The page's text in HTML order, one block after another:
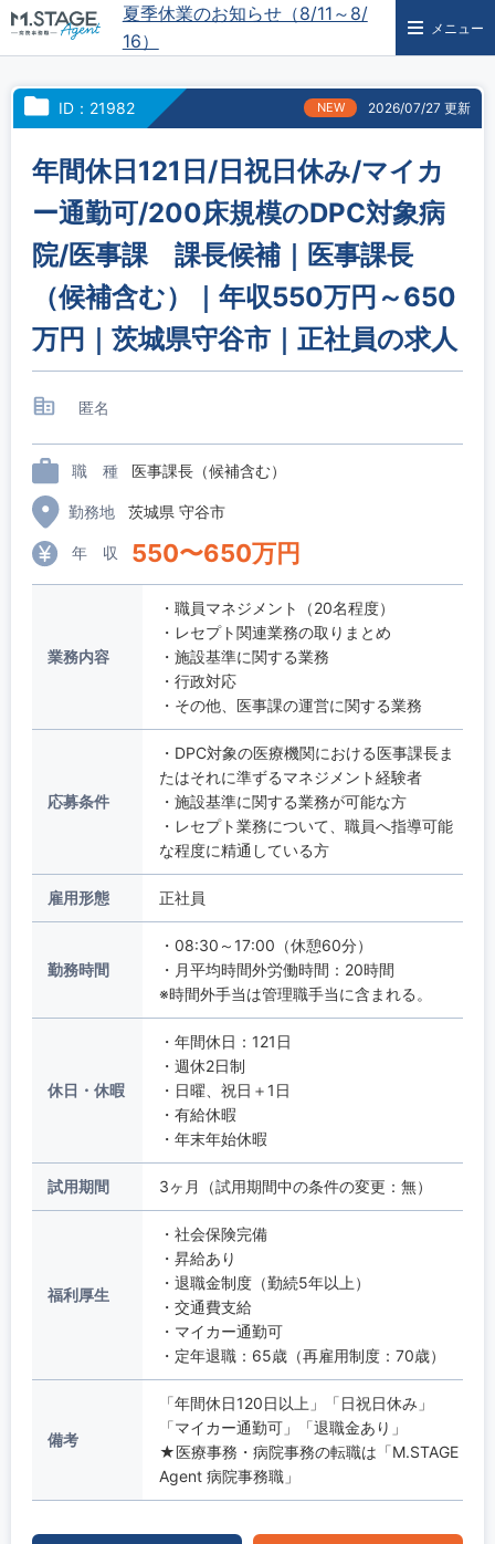
夏季休業のお知らせ（8/11～8/
16）
メニュー
ID：21982 NEW 2026/07/27 更新
年間休日121日/日祝日休み/マイカ
ー通勤可/200床規模のDPC対象病
院/医事課 課長候補｜医事課長
（候補含む）｜年収550万円～650
万円｜茨城県守谷市｜正社員の求人
匿名
職 種 医事課長（候補含む）
勤務地 茨城県 守谷市
年 収 550〜650万円
業務内容
・職員マネジメント（20名程度）
・レセプト関連業務の取りまとめ
・施設基準に関する業務
・行政対応
・その他、医事課の運営に関する業務
応募条件
・DPC対象の医療機関における医事課長ま
たはそれに準ずるマネジメント経験者
・施設基準に関する業務が可能な方
・レセプト業務について、職員へ指導可能
な程度に精通している方
雇用形態 正社員
勤務時間
・08:30～17:00（休憩60分）
・月平均時間外労働時間：20時間
※時間外手当は管理職手当に含まれる。
休日・休暇
・年間休日：121日
・週休2日制
・日曜、祝日＋1日
・有給休暇
・年末年始休暇
試用期間 3ヶ月（試用期間中の条件の変更：無）
福利厚生
・社会保険完備
・昇給あり
・退職金制度（勤続5年以上）
・交通費支給
・マイカー通勤可
・定年退職：65歳（再雇用制度：70歳）
備考
「年間休日120日以上」「日祝日休み」
「マイカー通勤可」「退職金あり」
★医療事務・病院事務の転職は「M.STAGE
Agent 病院事務職」